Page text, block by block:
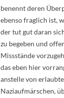
benennt deren
ebenso fraglich ist,
der tut gut daran
zu begeben und
Missstände
das eben hier
anstelle von
Naziaufmärschen,